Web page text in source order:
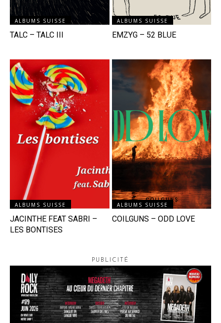
ALBUMS SUISSE
TALC – TALC III
ALBUMS SUISSE
EMZYG – 52 BLUE
ALBUMS SUISSE
JACINTHE FEAT SABRI –
LES BONTISES
ALBUMS SUISSE
COILGUNS – ODD LOVE
PUBLICITÉ